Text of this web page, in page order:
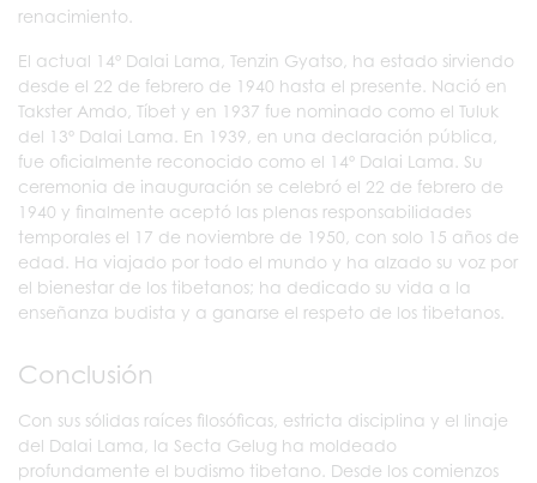
renacimiento.
El actual 14º Dalai Lama, Tenzin Gyatso, ha estado sirviendo
desde el 22 de febrero de 1940 hasta el presente. Nació en
Takster Amdo, Tíbet y en 1937 fue nominado como el Tuluk
del 13º Dalai Lama. En 1939, en una declaración pública,
fue oficialmente reconocido como el 14º Dalai Lama. Su
ceremonia de inauguración se celebró el 22 de febrero de
1940 y finalmente aceptó las plenas responsabilidades
temporales el 17 de noviembre de 1950, con solo 15 años de
edad. Ha viajado por todo el mundo y ha alzado su voz por
el bienestar de los tibetanos; ha dedicado su vida a la
enseñanza budista y a ganarse el respeto de los tibetanos.
Conclusión
Con sus sólidas raíces filosóficas, estricta disciplina y el linaje
del Dalai Lama, la Secta Gelug ha moldeado
profundamente el budismo tibetano. Desde los comienzos